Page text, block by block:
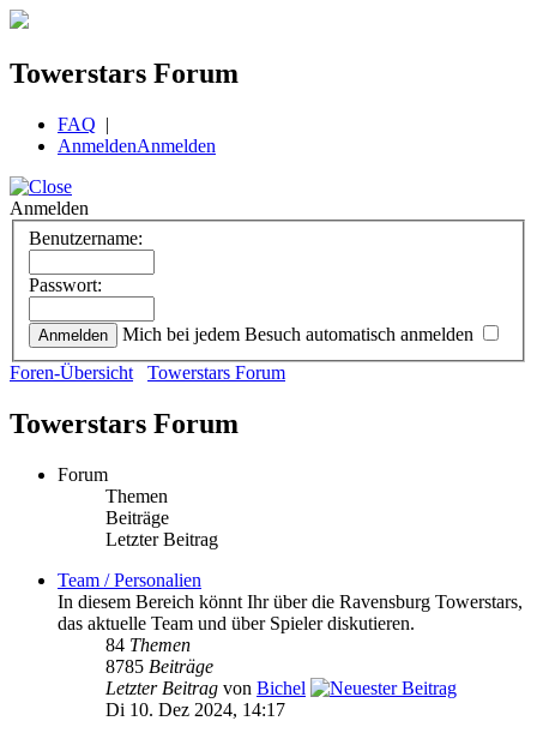
Towerstars Forum
FAQ |
AnmeldenAnmelden
Anmelden
Benutzername:
Passwort:
Mich bei jedem Besuch automatisch anmelden
Foren-Übersicht
Towerstars Forum
Towerstars Forum
Forum
Themen
Beiträge
Letzter Beitrag
Team / Personalien
In diesem Bereich könnt Ihr über die Ravensburg Towerstars,
das aktuelle Team und über Spieler diskutieren.
84 Themen
8785 Beiträge
Letzter Beitrag von Bichel
Di 10. Dez 2024, 14:17